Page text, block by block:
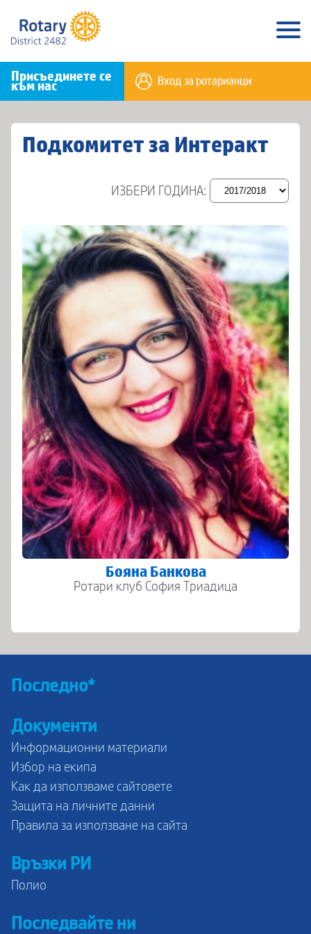
Присъединете се
към нас Вход за ротарианци
Подкомитет за Интеракт
ИЗБЕРИ ГОДИНА:
Бояна Банкова
Ротари клуб София Триадица
Последно*
Документи
Информационни материали
Избор на екипа
Как да използваме сайтовете
Защита на личните данни
Правила за използване на сайта
Връзки РИ
Полио
Последвайте ни